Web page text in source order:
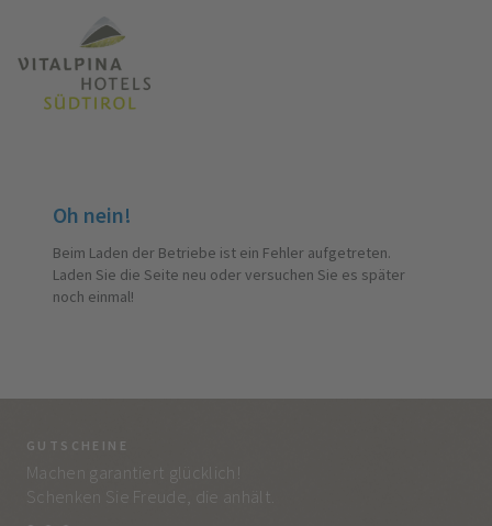
Oh nein!
Beim Laden der Betriebe ist ein Fehler aufgetreten.
Laden Sie die Seite neu oder versuchen Sie es später
noch einmal!
GUTSCHEINE
Machen garantiert glücklich!
Schenken Sie Freude, die anhält.